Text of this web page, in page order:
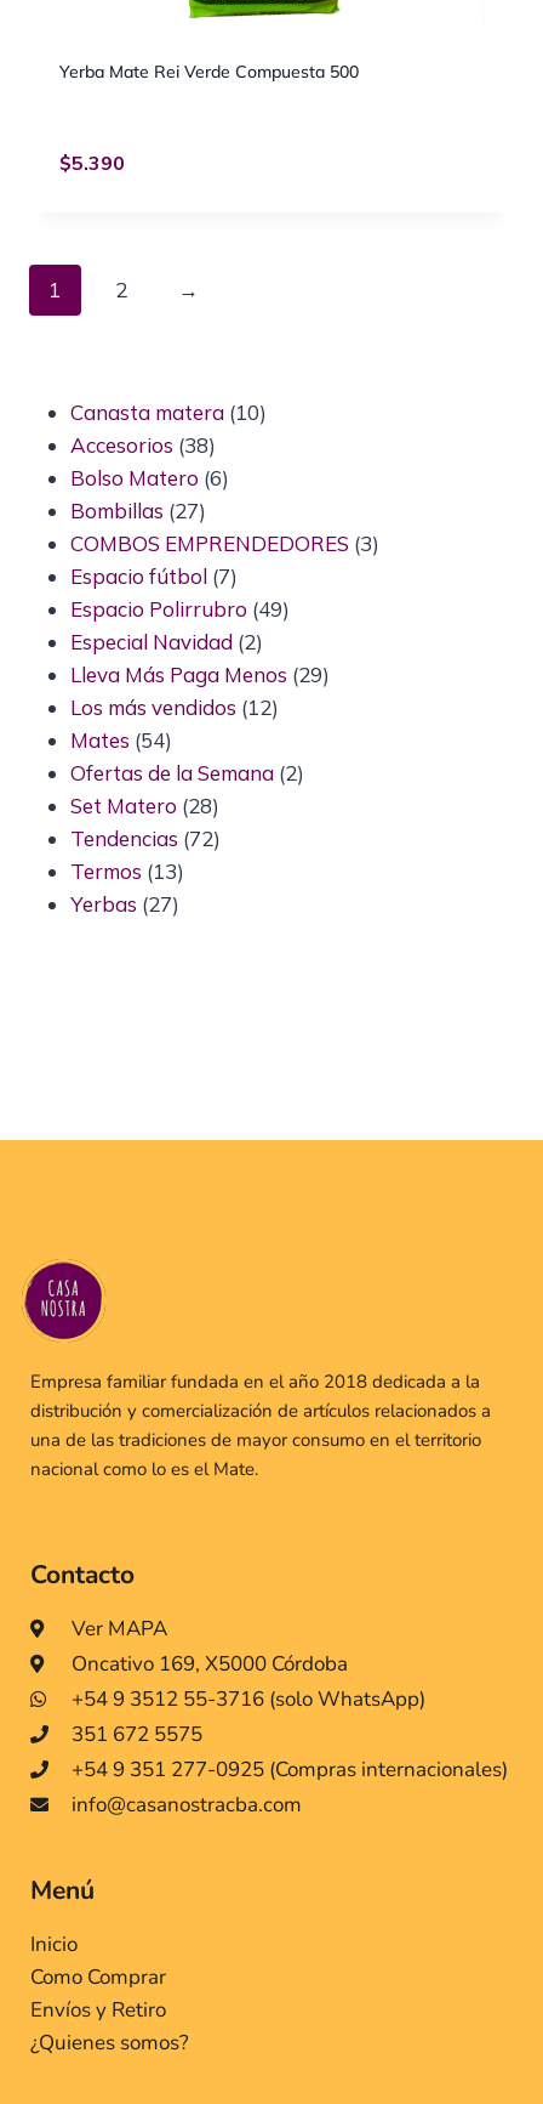
Yerba Mate Rei Verde Compuesta 500
$5.390
1 2 →
Canasta matera 10
Accesorios 38
Bolso Matero 6
Bombillas 27
COMBOS EMPRENDEDORES 3
Espacio fútbol 7
Espacio Polirrubro 49
Especial Navidad 2
Lleva Más Paga Menos 29
Los más vendidos 12
Mates 54
Ofertas de la Semana 2
Set Matero 28
Tendencias 72
Termos 13
Yerbas 27
Empresa familiar fundada en el año 2018 dedicada a la
distribución y comercialización de artículos relacionados a
una de las tradiciones de mayor consumo en el territorio
nacional como lo es el Mate.
Contacto
Ver MAPA
Oncativo 169, X5000 Córdoba
+54 9 3512 55-3716 (solo WhatsApp)
351 672 5575
+54 9 351 277-0925 (Compras internacionales)
info@casanostracba.com
Menú
Inicio
Como Comprar
Envíos y Retiro
¿Quienes somos?